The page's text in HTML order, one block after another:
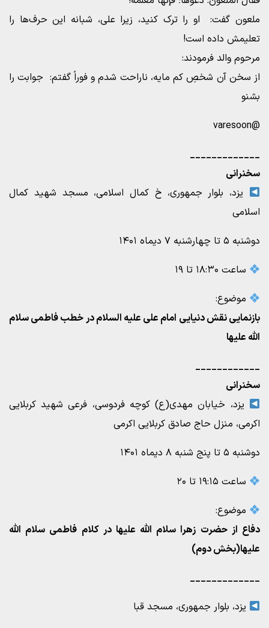
ملعون گفت: او را ترک کنید، زیرا على، شبانه این حرف‌ها را
تعلیمش داده است!
مرحوم والد فرمودند:
از سخن آن شخصِ کم مایه، ناراحت شدم و فوراً گفتم: جوابت را
بشنو
@varesoon
_____________
سخنرانی
یزد، بلوار جمهوری، خ کمال اسلامی، مسجد شهید کمال
اسلامی
دوشنبه ۵ تا چهارشنبه ۷ دیماه ۱۴۰۱
ساعت ۱۸:۳۰ تا ۱۹
موضوع:
بازنمایی نقش دنیایی امام علی علیه السلام در خطب فاطمی سلام
الله علیها
____________
سخنرانی
یزد، خیابان مهدی(ع) کوچه فردوسی، فرعی شهید کربلایی
اکرمی، منزل حاج صادق کربلایی اکرمی
دوشنبه ۵ تا پنج شنبه ۸ دیماه ۱۴۰۱
ساعت ۱۹:۱۵ تا ۲۰
موضوع:
دفاع از حضرت زهرا سلام الله علیها در کلام فاطمی سلام الله
علیها(بخش دوم)
_____________
یزد، بلوار جمهوری، مسجد قبا